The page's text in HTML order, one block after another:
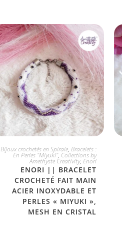
JE L'ADOPTE
Bijoux crochetés en Spirale, Bracelets :
En Perles "Miyuki", Collections by
Amethyste Creativity, Enori
ENORI || BRACELET
CROCHETÉ FAIT MAIN
ACIER INOXYDABLE ET
PERLES « MIYUKI »,
MESH EN CRISTAL